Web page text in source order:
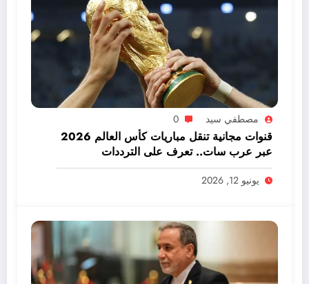
مصطفي سيد 0
قنوات مجانية تنقل مباريات كأس العالم 2026
عبر عرب سات.. تعرف على الترددات
يونيو 12, 2026